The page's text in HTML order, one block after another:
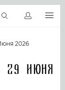
RU
2026
29 Июня